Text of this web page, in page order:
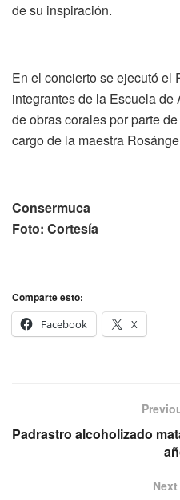
de su inspiración.
En el concierto se ejecutó el
integrantes de la Escuela
de obras corales por parte
cargo de la maestra
Consermuca
Foto: Cortesía
Comparte esto:
Facebook
X
Padrastro alcoholizado